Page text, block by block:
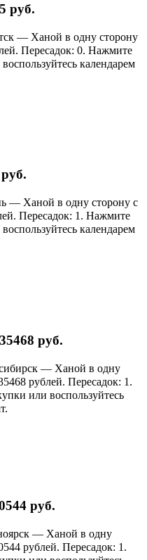
руб.
— Ханой в одну сторону
Пересадок: 0. Нажмите
календарем
— Ханой в одну сторону с
Пересадок: 1. Нажмите
календарем
руб.
— Ханой в одну
рублей. Пересадок: 1.
или воспользуйтесь
руб.
— Ханой в одну
рублей. Пересадок: 1.